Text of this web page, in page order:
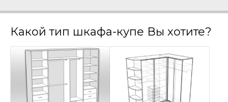
Какой тип шкафа-купе Вы хотите?